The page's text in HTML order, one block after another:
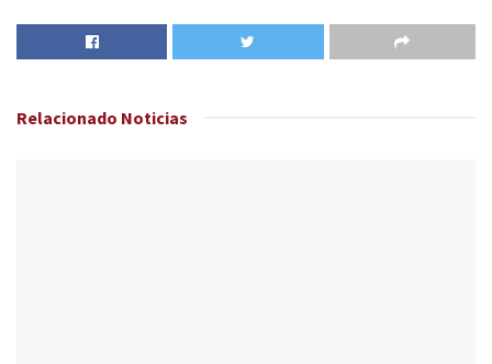
Relacionado Noticias